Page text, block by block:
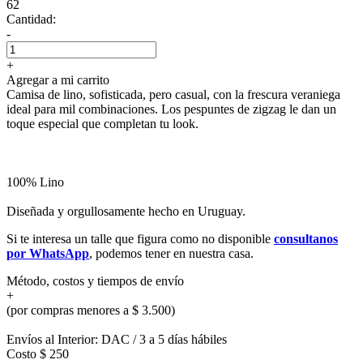
62
Cantidad:
-
+
Agregar a mi carrito
Camisa de lino, sofisticada, pero casual, con la frescura veraniega
ideal para mil combinaciones. Los pespuntes de zigzag le dan un
toque especial que completan tu look.
100% Lino
Diseñada y orgullosamente hecho en Uruguay.
Si te interesa un talle que figura como no disponible consultanos
por WhatsApp, podemos tener en nuestra casa.
Método, costos y tiempos de envío
+
(por compras menores a $ 3.500)
Envíos al Interior: DAC / 3 a 5 días hábiles
Costo $ 250